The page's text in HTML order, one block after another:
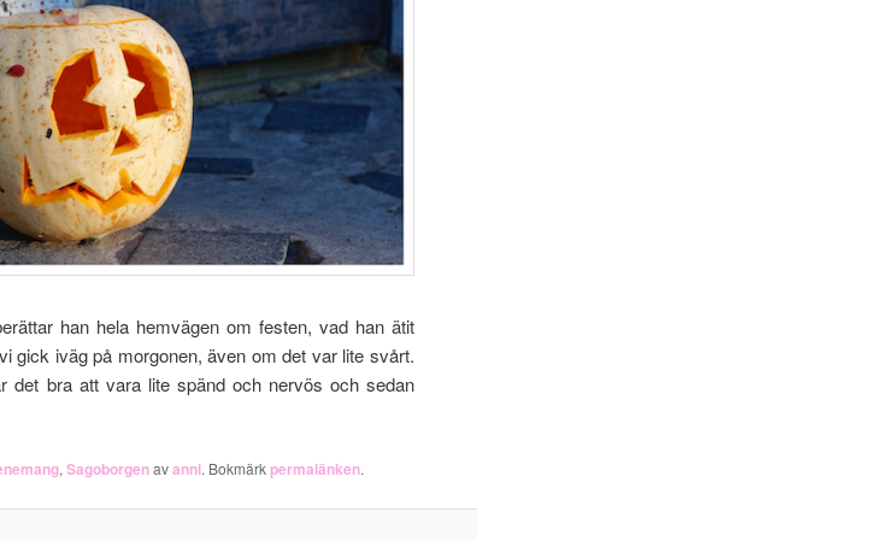
han hela hemvägen om festen, vad han ätit
gick iväg på morgonen, även om det var lite svårt.
det bra att vara lite spänd och nervös och sedan
,Sagoborgenavanni. Bokmärkpermalänken.